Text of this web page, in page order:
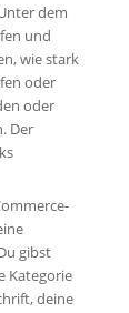
dem
und
wie stark
oder
oder
Der
gibst
Kategorie
deine